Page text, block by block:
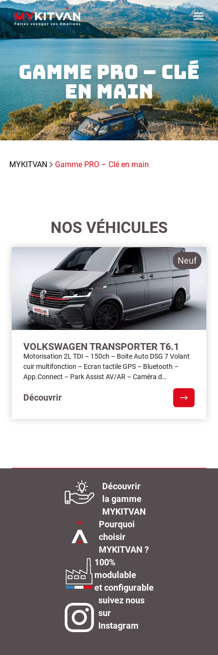
GAMME PRO – CLÉ
EN MAIN
MYKITVAN Gamme PRO – Clé en main
NOS VÉHICULES
Neuf
VOLKSWAGEN TRANSPORTER T6.1
Motorisation 2L TDI – 150ch – Boite Auto DSG 7 Volant
cuir multifonction – Ecran tactile GPS – Bluetooth –
App.Connect – Park Assist AV/AR – Caméra d…
Découvrir
Découvrir
la gamme
MYKITVAN
Pourquoi
choisir
MYKITVAN ?
100%
modulable
et configurable
suivez nous
sur
Instagram